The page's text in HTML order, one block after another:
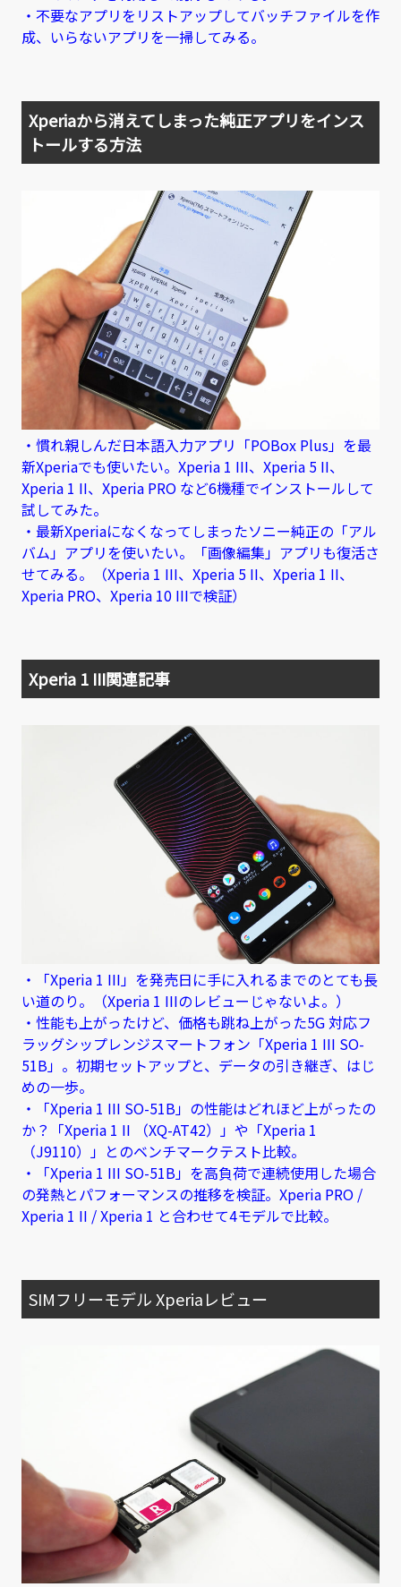
・不要なアプリをリストアップしてバッチファイルを作
成、いらないアプリを一掃してみる。
Xperiaから消えてしまった純正アプリをインス
トールする方法
・慣れ親しんだ日本語入力アプリ「POBox Plus」を最
新Xperiaでも使いたい。Xperia 1 III、Xperia 5 II、
Xperia 1 II、Xperia PRO など6機種でインストールして
試してみた。
・最新Xperiaになくなってしまったソニー純正の「アル
バム」アプリを使いたい。「画像編集」アプリも復活さ
せてみる。（Xperia 1 III、Xperia 5 II、Xperia 1 II、
Xperia PRO、Xperia 10 IIIで検証）
Xperia 1 III関連記事
・「Xperia 1 III」を発売日に手に入れるまでのとても長
い道のり。（Xperia 1 IIIのレビューじゃないよ。）
・性能も上がったけど、価格も跳ね上がった5G 対応フ
ラッグシップレンジスマートフォン「Xperia 1 III SO-
51B」。初期セットアップと、データの引き継ぎ、はじ
めの一歩。
・「Xperia 1 III SO-51B」の性能はどれほど上がったの
か？「Xperia 1 II （XQ-AT42）」や「Xperia 1
（J9110）」とのベンチマークテスト比較。
・「Xperia 1 III SO-51B」を高負荷で連続使用した場合
の発熱とパフォーマンスの推移を検証。Xperia PRO /
Xperia 1 II / Xperia 1 と合わせて4モデルで比較。
SIMフリーモデル Xperiaレビュー